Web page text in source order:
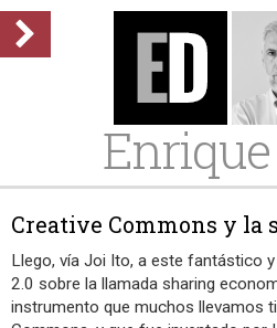
Enrique
Creative Commons y la
Llego, vía Joi Ito, a este fantástico
2.0 sobre la llamada sharing
instrumento que muchos llevamos